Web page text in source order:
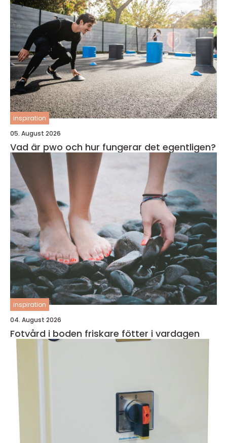
inspiration
05. August 2026
Vad är pwo och hur fungerar det egentligen?
inspiration
04. August 2026
Fotvård i boden friskare fötter i vardagen